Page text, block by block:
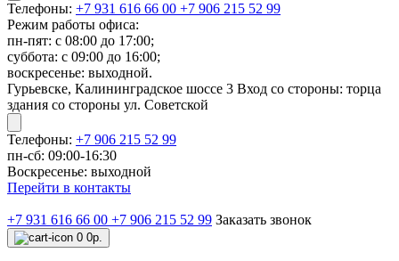
Телефоны: +7 931 616 66 00 +7 906 215 52 99
Режим работы офиса:
пн-пят: с 08:00 до 17:00;
суббота: с 09:00 до 16:00;
воскресенье: выходной.
Гурьевске, Калининградское шоссе 3 Вход со стороны: торца
здания со стороны ул. Советской
Телефоны: +7 906 215 52 99
пн-сб: 09:00-16:30
Воскресенье: выходной
Перейти в контакты
+7 931 616 66 00 +7 906 215 52 99 Заказать звонок
0 0р.